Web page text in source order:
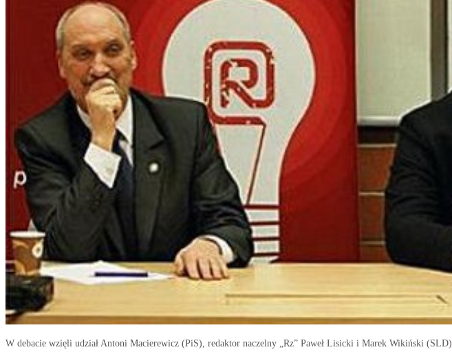
W debacie wzięli udział Antoni Macierewicz (PiS), redaktor naczelny „Rz” Paweł Lisicki i Marek Wikiński (SLD)